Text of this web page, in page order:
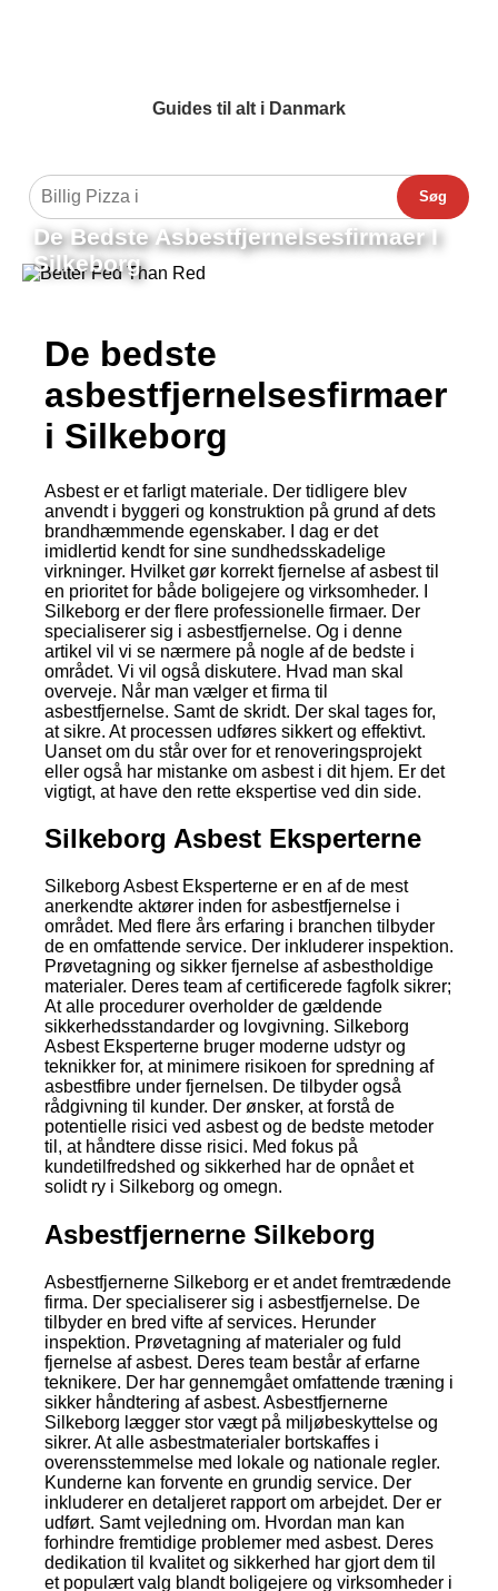
Guides til alt i Danmark
Søg
De Bedste Asbestfjernelsesfirmaer I
Silkeborg
De bedste
asbestfjernelsesfirmaer
i Silkeborg
Asbest er et farligt materiale. Der tidligere blev
anvendt i byggeri og konstruktion på grund af dets
brandhæmmende egenskaber. I dag er det
imidlertid kendt for sine sundhedsskadelige
virkninger. Hvilket gør korrekt fjernelse af asbest til
en prioritet for både boligejere og virksomheder. I
Silkeborg er der flere professionelle firmaer. Der
specialiserer sig i asbestfjernelse. Og i denne
artikel vil vi se nærmere på nogle af de bedste i
området. Vi vil også diskutere. Hvad man skal
overveje. Når man vælger et firma til
asbestfjernelse. Samt de skridt. Der skal tages for,
at sikre. At processen udføres sikkert og effektivt.
Uanset om du står over for et renoveringsprojekt
eller også har mistanke om asbest i dit hjem. Er det
vigtigt, at have den rette ekspertise ved din side.
Silkeborg Asbest Eksperterne
Silkeborg Asbest Eksperterne er en af de mest
anerkendte aktører inden for asbestfjernelse i
området. Med flere års erfaring i branchen tilbyder
de en omfattende service. Der inkluderer inspektion.
Prøvetagning og sikker fjernelse af asbestholdige
materialer. Deres team af certificerede fagfolk sikrer;
At alle procedurer overholder de gældende
sikkerhedsstandarder og lovgivning. Silkeborg
Asbest Eksperterne bruger moderne udstyr og
teknikker for, at minimere risikoen for spredning af
asbestfibre under fjernelsen. De tilbyder også
rådgivning til kunder. Der ønsker, at forstå de
potentielle risici ved asbest og de bedste metoder
til, at håndtere disse risici. Med fokus på
kundetilfredshed og sikkerhed har de opnået et
solidt ry i Silkeborg og omegn.
Asbestfjernerne Silkeborg
Asbestfjernerne Silkeborg er et andet fremtrædende
firma. Der specialiserer sig i asbestfjernelse. De
tilbyder en bred vifte af services. Herunder
inspektion. Prøvetagning af materialer og fuld
fjernelse af asbest. Deres team består af erfarne
teknikere. Der har gennemgået omfattende træning i
sikker håndtering af asbest. Asbestfjernerne
Silkeborg lægger stor vægt på miljøbeskyttelse og
sikrer. At alle asbestmaterialer bortskaffes i
overensstemmelse med lokale og nationale regler.
Kunderne kan forvente en grundig service. Der
inkluderer en detaljeret rapport om arbejdet. Der er
udført. Samt vejledning om. Hvordan man kan
forhindre fremtidige problemer med asbest. Deres
dedikation til kvalitet og sikkerhed har gjort dem til
et populært valg blandt boligejere og virksomheder i